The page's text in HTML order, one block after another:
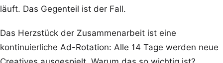
läuft. Das Gegenteil ist der Fall.
Das Herzstück der Zusammenarbeit ist eine
kontinuierliche Ad-Rotation: Alle 14 Tage werden neue